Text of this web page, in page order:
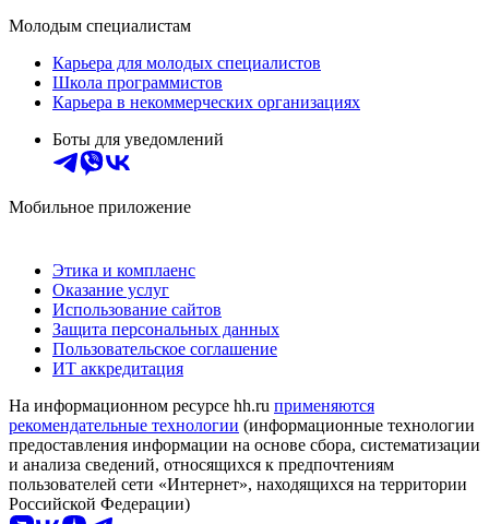
Молодым специалистам
Карьера для молодых специалистов
Школа программистов
Карьера в некоммерческих организациях
Боты для уведомлений
Мобильное приложение
Этика и комплаенс
Оказание услуг
Использование сайтов
Защита персональных данных
Пользовательское соглашение
ИТ аккредитация
На информационном ресурсе hh.ru применяются
рекомендательные технологии (информационные технологии
предоставления информации на основе сбора, систематизации
и анализа сведений, относящихся к предпочтениям
пользователей сети «Интернет», находящихся на территории
Российской Федерации)